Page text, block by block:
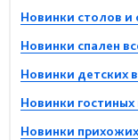
Новинки столов и
Новинки спален
Новинки детских
Новинки гостиных
Новинки